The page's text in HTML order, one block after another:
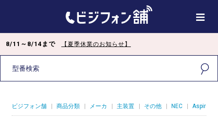
8/11～8/14まで 【夏季休業のお知らせ】
ビジフォン舗 商品分類 メーカ 主装置 その他 NEC AspireWX